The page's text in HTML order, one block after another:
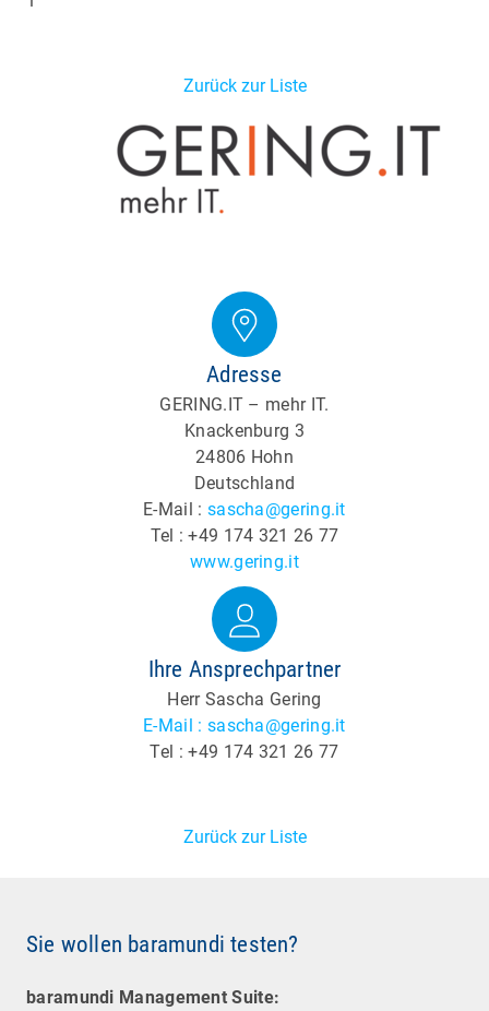
Zurück zur Liste
Adresse
GERING.IT – mehr IT.
Knackenburg 3
24806 Hohn
Deutschland
E-Mail : sascha@gering.it
Tel : +49 174 321 26 77
www.gering.it
Ihre Ansprechpartner
Herr Sascha Gering
E-Mail : sascha@gering.it
Tel : +49 174 321 26 77
Zurück zur Liste
Sie wollen baramundi testen?
baramundi Management Suite: